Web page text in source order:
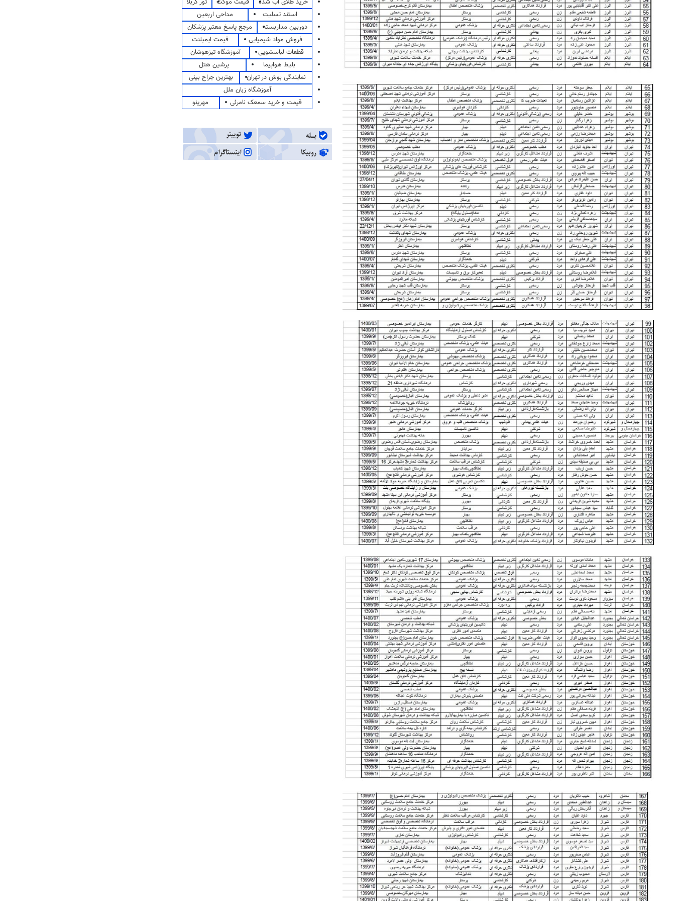
استند تسلیت
مداحی اربعین
دوربین مداربسته
مرجع پاسخ معتبر پزشکان
فروش مواد شیمیایی
قیمت ایمپلنت
قطعات لباسشویی
آموزشگاه تیزهوشان
بلیط هواپیما
پرشین هتل
نمایندگی بوش در تهران
بهترین جراح بینی
آموزشگاه زبان ملل
قیمت و خرید سمعک نامرئی
مهرینو